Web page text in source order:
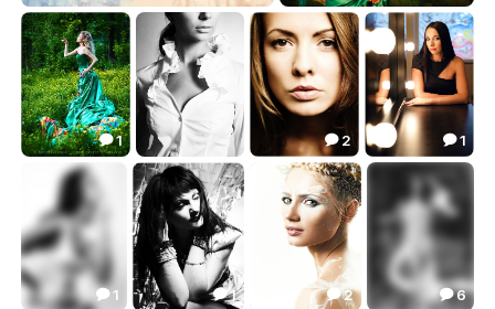
холод и тепло
16.16
***
 12.60
3.87
 1
***
 15.92
***
28.32
 2
***
3.78
 1
 1
 1
 2
 6